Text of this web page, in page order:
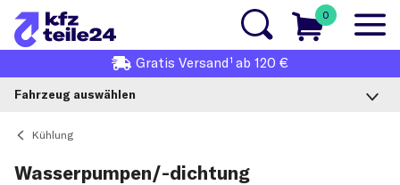
0
Gratis Versand1 ab 120 €
Fahrzeug auswählen
Kühlung
Wasserpumpen/-dichtung